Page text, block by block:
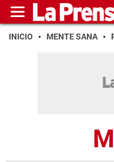
INICIO MENTE SANA